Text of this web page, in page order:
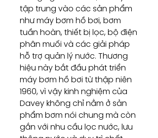
tập trung vào các sản phẩm
như máy bơm hồ bơi, bơm
tuần hoàn, thiết bị lọc, bộ điện
phân muối và các giải pháp
hỗ trợ quản lý nước. Thương
hiệu này bắt đầu phát triển
máy bơm hồ bơi từ thập niên
1960, vì vậy kinh nghiệm của
Davey không chỉ nằm ở sản
phẩm bơm nói chung mà còn
gắn với nhu cầu lọc nước, lưu